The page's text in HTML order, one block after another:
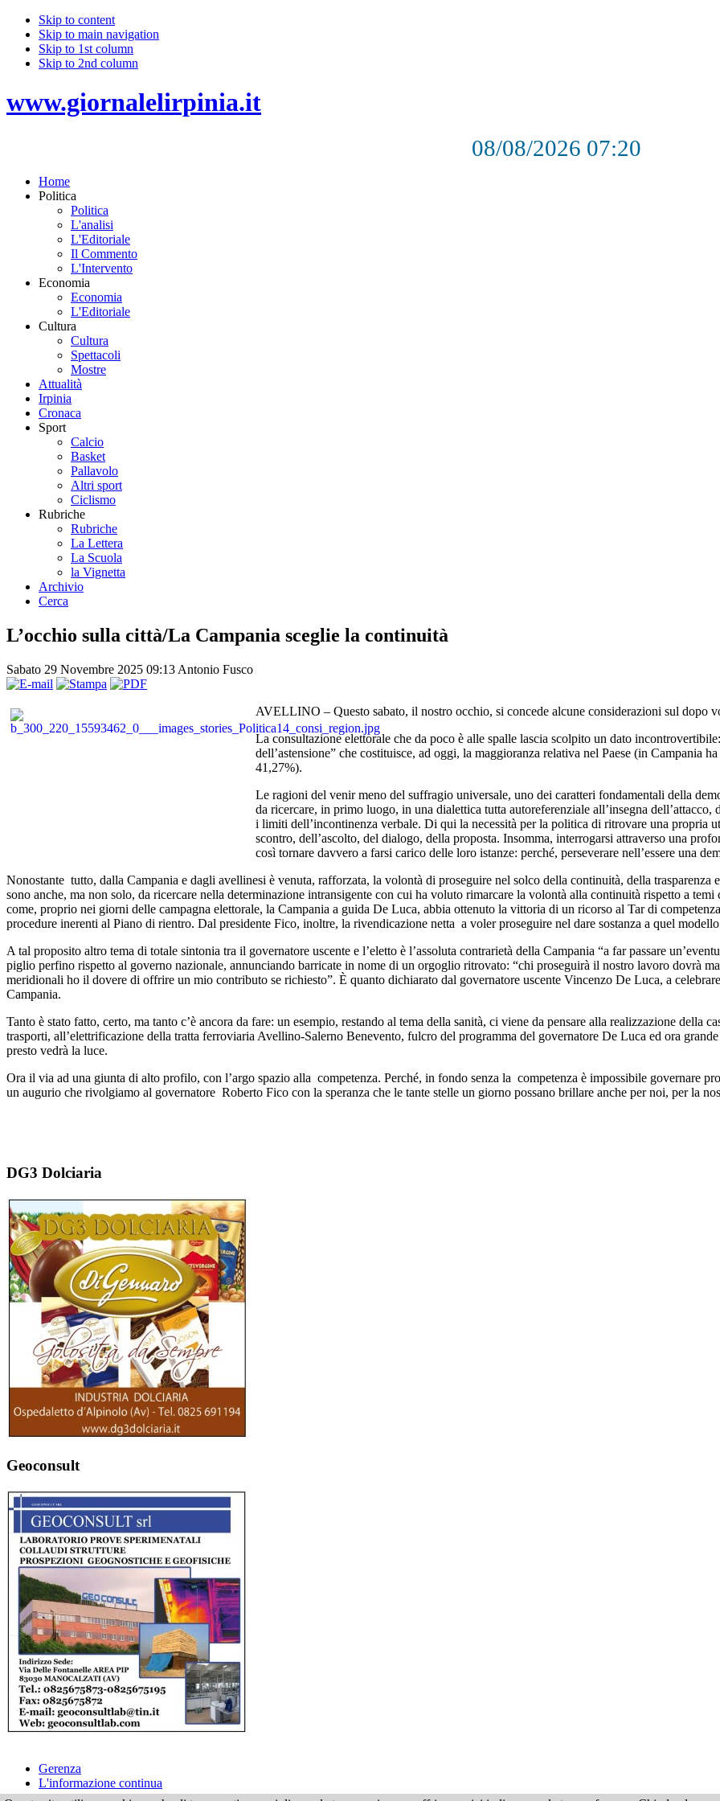
Skip to content
Skip to main navigation
Skip to 1st column
Skip to 2nd column
www.giornalelirpinia.it
08/08/2026 07:20
Home
Politica
Politica
L'analisi
L'Editoriale
Il Commento
L'Intervento
Economia
Economia
L'Editoriale
Cultura
Cultura
Spettacoli
Mostre
Attualità
Irpinia
Cronaca
Sport
Calcio
Basket
Pallavolo
Altri sport
Ciclismo
Rubriche
Rubriche
La Lettera
La Scuola
la Vignetta
Archivio
Cerca
L’occhio sulla città/La Campania sceglie la continuità
Sabato 29 Novembre 2025 09:13 Antonio Fusco
AVELLINO – Questo sabato, il nostro occhio, si concede alcune considerazioni sul dopo
La consultazione elettorale che da poco è alle spalle lascia scolpito un dato
dell’astensione” che costituisce, ad oggi, la maggioranza relativa nel Paese (in
41,27%).
Le ragioni del venir meno del suffragio universale, uno dei caratteri fondamentali della
da ricercare, in primo luogo, in una dialettica tutta autoreferenziale all’insegna
i limiti dell’incontinenza verbale. Di qui la necessità per la politica di ritrovare una
scontro, dell’ascolto, del dialogo, della proposta. Insomma, interrogarsi attraverso una
così tornare davvero a farsi carico delle loro istanze: perché, perseverare nell’essere una
Nonostante tutto, dalla Campania e dagli avellinesi è venuta, rafforzata, la volontà di proseguire nel solco della continuità, della
sono anche, ma non solo, da ricercare nella determinazione intransigente con cui ha voluto rimarcare la volontà alla continuità rispetto a
come, proprio nei giorni delle campagna elettorale, la Campania a guida De Luca, abbia ottenuto la vittoria di un ricorso al Tar di
procedure inerenti al Piano di rientro. Dal presidente Fico, inoltre, la rivendicazione netta a voler proseguire nel dare sostanza a quel
A tal proposito altro tema di totale sintonia tra il governatore uscente e l’eletto è l’assoluta contrarietà della Campania “a far passare
piglio perfino rispetto al governo nazionale, annunciando barricate in nome di un orgoglio ritrovato: “chi proseguirà il nostro lavoro dovrà
meridionali ho il dovere di offrire un mio contributo se richiesto”. È quanto dichiarato dal governatore uscente Vincenzo De Luca, a
Campania.
Tanto è stato fatto, certo, ma tanto c’è ancora da fare: un esempio, restando al tema della sanità, ci viene da pensare alla realizzazione della
trasporti, all’elettrificazione della tratta ferroviaria Avellino-Salerno Benevento, fulcro del programma del governatore De Luca ed ora
presto vedrà la luce.
Ora il via ad una giunta di alto profilo, con l’argo spazio alla competenza. Perché, in fondo senza la competenza è impossibile governare
un augurio che rivolgiamo al governatore Roberto Fico con la speranza che le tante stelle un giorno possano brillare anche per noi, per la
DG3 Dolciaria
Geoconsult
Gerenza
L'informazione continua